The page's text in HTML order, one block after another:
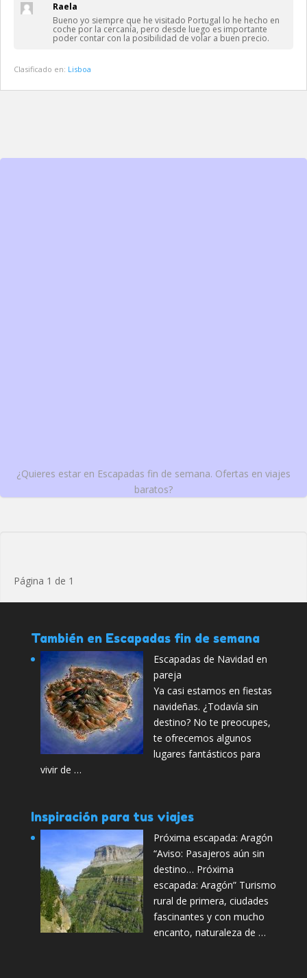
Raela
Bueno yo siempre que he visitado Portugal lo he hecho en
coche por la cercanía, pero desde luego es importante
poder contar con la posibilidad de volar a buen precio.
Clasificado en: Lisboa
¿Quieres estar en Escapadas fin de semana. Ofertas en viajes
baratos?
Página 1 de 1
También en Escapadas fin de semana
Escapadas de Navidad en
pareja
Ya casi estamos en fiestas
navideñas. ¿Todavía sin
destino? No te preocupes,
te ofrecemos algunos
lugares fantásticos para
vivir de …
Inspiración para tus viajes
Próxima escapada: Aragón
“Aviso: Pasajeros aún sin
destino… Próxima
escapada: Aragón” Turismo
rural de primera, ciudades
fascinantes y con mucho
encanto, naturaleza de …